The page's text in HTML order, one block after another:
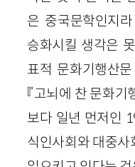
은 중국문학인지
승화시킬 생각은
표적 문화기행산
『고뇌에 찬 문화
보다 일년 먼저인
식인사회와 대중사